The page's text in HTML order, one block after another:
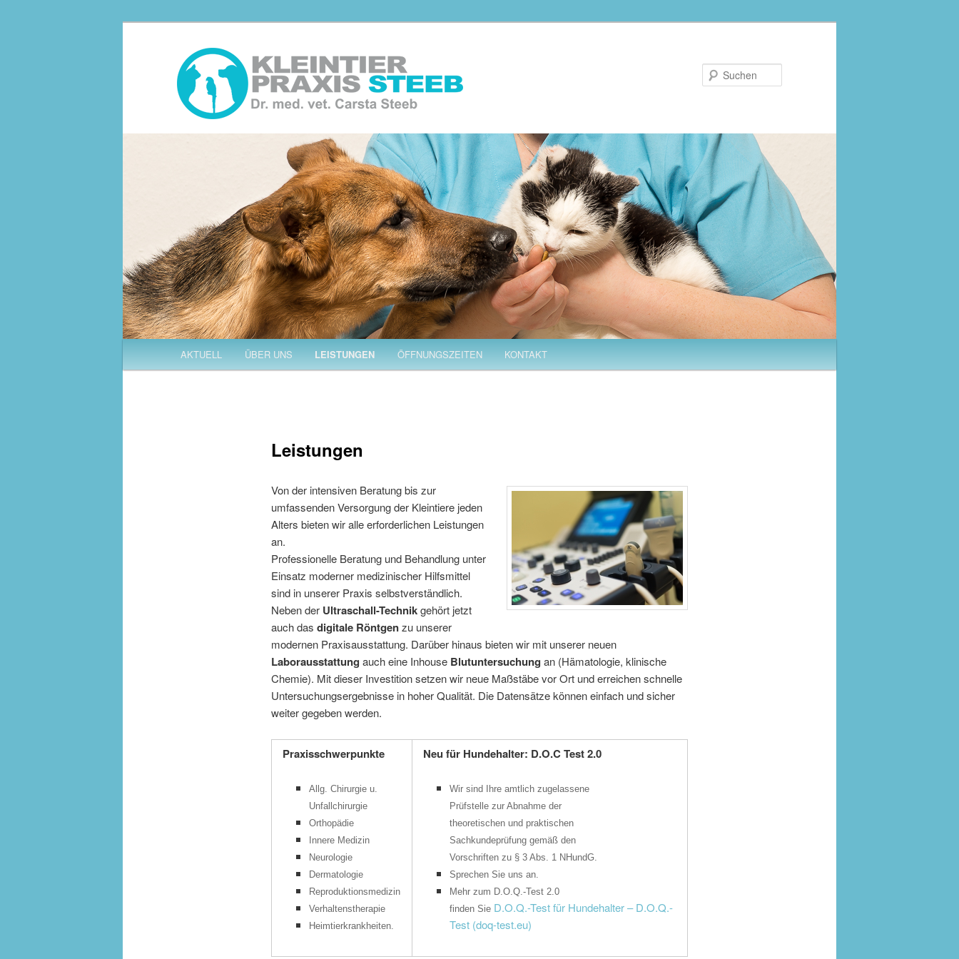
Zum
AKTUELL ÜBER UNS LEISTUNGEN ÖFFNUNGSZEITEN KONTAKT
Leistungen
Von der intensiven Beratung bis zur
umfassenden Versorgung der Kleintiere jeden
Alters bieten wir alle erforderlichen Leistungen
an.
Professionelle Beratung und Behandlung unter
Einsatz moderner medizinischer Hilfsmittel
sind in unserer Praxis selbstverständlich.
Neben der Ultraschall-Technikgehört jetzt
auch das digitale Röntgenzu unserer
modernen Praxisausstattung. Darüber hinaus bieten wir mit unserer neuen
Laborausstattung auch eine Inhouse Blutuntersuchung an (Hämatologie, klinische
Chemie). Mit dieser Investition setzen wir neue Maßstäbe vor Ort und erreichen schnelle
Untersuchungsergebnisse in hoher Qualität. Die Datensätze können einfach und sicher
weiter gegeben werden.
Praxisschwerpunkte
Allg. Chirurgie u.
Unfallchirurgie
Orthopädie
Innere Medizin
Neurologie
Dermatologie
Reproduktionsmedizin
Verhaltenstherapie
Heimtierkrankheiten.
Neu für Hundehalter: D.O.C Test 2.0
Wir sind Ihre amtlich zugelassene
Prüfstelle zur Abnahme der
theoretischen und praktischen
Sachkundeprüfung gemäß den
Vorschriften zu § 3 Abs. 1 NHundG.
Sprechen Sie uns an.
Mehr zum D.O.Q.-Test 2.0
finden Sie D.O.Q.-Test für Hundehalter – D.O.Q.-
Test (doq-test.eu)